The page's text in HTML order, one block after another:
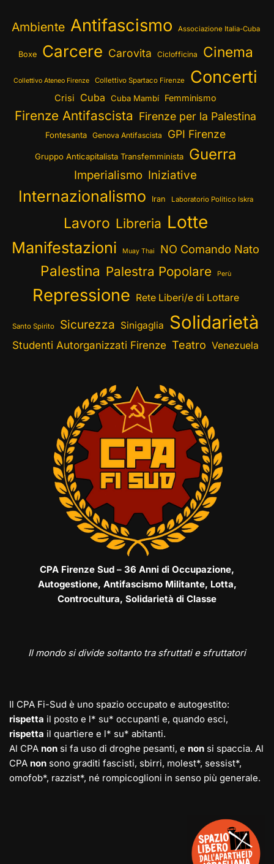
Ambiente Antifascismo Associazione Italia-Cuba
Boxe Carcere Carovita Ciclofficina Cinema
Collettivo Ateneo Firenze Collettivo Spartaco Firenze Concerti
Crisi Cuba Cuba Mambí Femminismo
Firenze Antifascista Firenze per la Palestina
Fontesanta Genova Antifascista GPI Firenze
Gruppo Anticapitalista Transfemminista Guerra
Imperialismo Iniziative
Internazionalismo Iran Laboratorio Politico Iskra
Lavoro Libreria Lotte
Manifestazioni Muay Thai NO Comando Nato
Palestina Palestra Popolare Perù
Repressione Rete Liberi/e di Lottare
Santo Spirito Sicurezza Sinigaglia Solidarietà
Studenti Autorganizzati Firenze Teatro Venezuela
CPA Firenze Sud – 36 Anni di Occupazione,
Autogestione, Antifascismo Militante, Lotta,
Controcultura, Solidarietà di Classe
Il mondo si divide soltanto tra sfruttati e sfruttatori
Il CPA Fi-Sud è uno spazio occupato e autogestito:
rispetta il posto e l* su* occupanti e, quando esci,
rispetta il quartiere e l* su* abitanti.
Al CPA non si fa uso di droghe pesanti, e non si spaccia. Al
CPA non sono graditi fascisti, sbirri, molest*, sessist*,
omofob*, razzist*, né rompicoglioni in senso più generale.